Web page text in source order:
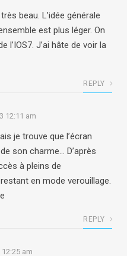
beau. L’idée générale
est plus léger. On
l’IOS7. J’ai hâte de voir la
REPLY
12:11 am
je trouve que l’écran
son charme… D’après
à pleins de
en mode verouillage.
REPLY
am